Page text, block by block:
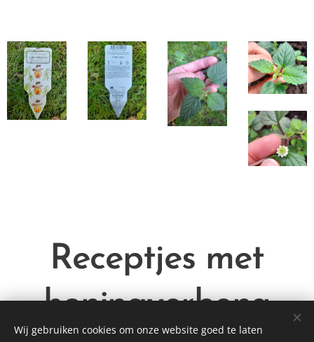
Receptjes met
honingverbena
Wij gebruiken cookies om onze website goed te laten